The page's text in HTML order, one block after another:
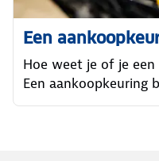
Een
Hoe weet je of je
Een aankoopkeuring